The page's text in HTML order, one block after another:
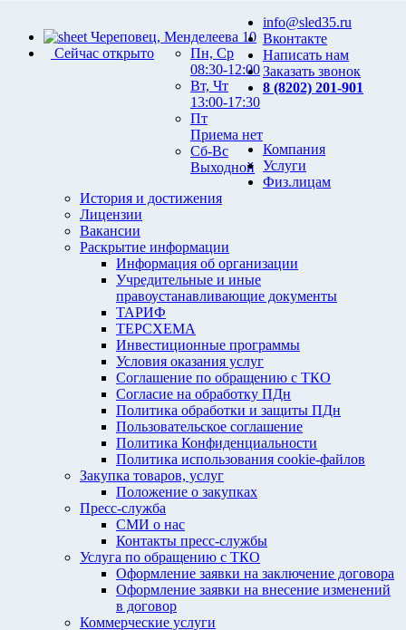
Череповец, Менделеева 10
Сейчас открыто
Пн, Ср
08:30-12:00
Вт, Чт
13:00-17:30
Пт
Приема нет
Сб-Вс
Выходной
info@sled35.ru
Вконтакте
Написать нам
Заказать звонок
8 (8202) 201-901
Компания
История и достижения
Лицензии
Вакансии
Раскрытие информации
Информация об организации
Учредительные и иные
правоустанавливающие документы
ТАРИФ
ТЕРСХЕМА
Инвестиционные программы
Условия оказания услуг
Соглашение по обращению с ТКО
Согласие на обработку ПДн
Политика обработки и защиты ПДн
Пользовательское соглашение
Политика Конфиденциальности
Политика использования cookie-файлов
Закупка товаров, услуг
Положение о закупках
Пресс-служба
СМИ о нас
Контакты пресс-службы
Услуги
Услуга по обращению с ТКО
Оформление заявки на заключение договора
Оформление заявки на внесение изменений
в договор
Коммерческие услуги
Физ.лицам